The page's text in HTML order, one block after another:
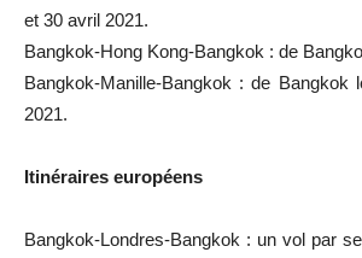
et 30 avril 2021.
Bangkok-Hong Kong-Bangkok : de
Bangkok-Manille-Bangkok : de
2021.
Itinéraires européens
Bangkok-Londres-Bangkok : un vol par